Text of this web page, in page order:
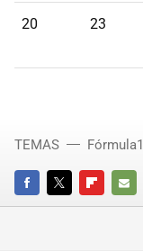
20 23
FACEBOOKTWITTERFLIPBOARD
E-
TEMAS Fórmula1